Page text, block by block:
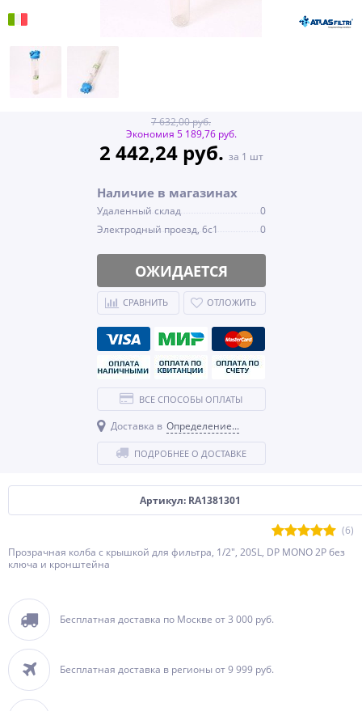
Артикул: RA1381301
(6)
Прозрачная колба с крышкой для фильтра, 1/2", 20SL, DP MONO 2P без
ключа и кронштейна
Бесплатная доставка по Москве от 3 000 руб.
Бесплатная доставка в регионы от 9 999 руб.
7 632,00 руб.
Экономия 5 189,76 руб.
2 442,24 руб. за 1 шт
Наличие в магазинах
Удаленный склад
0
Электродный проезд, 6с1
0
ОЖИДАЕТСЯ
СРАВНИТЬ ОТЛОЖИТЬ
ВСЕ СПОСОБЫ ОПЛАТЫ
Доставка в Определение...
ПОДРОБНЕЕ О ДОСТАВКЕ